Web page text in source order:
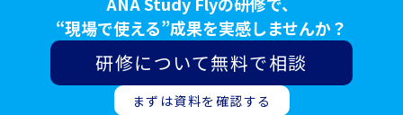
“現場で使える”成果を実感しませんか？
研修について無料で相談
まずは資料を確認する